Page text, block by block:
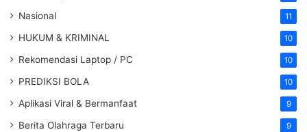
Nasional 11
HUKUM & KRIMINAL 10
Rekomendasi Laptop / PC 10
PREDIKSI BOLA 10
Aplikasi Viral & Bermanfaat 9
Berita Olahraga Terbaru 9